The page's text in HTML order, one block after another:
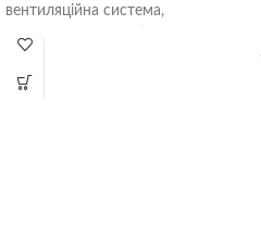
вентиляційна система,